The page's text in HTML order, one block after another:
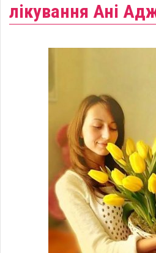
лікування Ані